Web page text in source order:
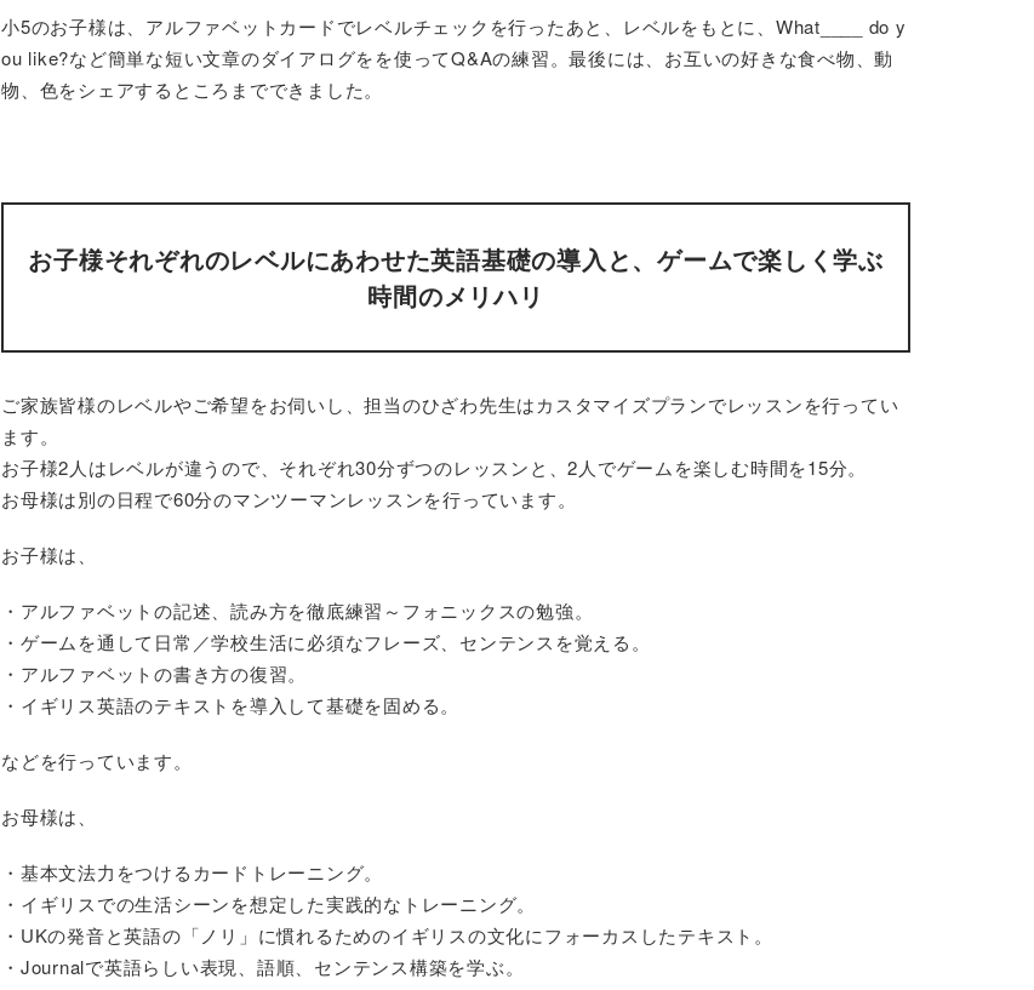
小5のお子様は、アルファベットカードでレベルチェックを行ったあと、レベルをもとに、What____ do y
ou like?など簡単な短い文章のダイアログをを使ってQ&Aの練習。最後には、お互いの好きな食べ物、動
物、色をシェアするところまでできました。
お子様それぞれのレベルにあわせた英語基礎の導入と、ゲームで楽しく学ぶ
時間のメリハリ
ご家族皆様のレベルやご希望をお伺いし、担当のひざわ先生はカスタマイズプランでレッスンを行ってい
ます。
お子様2人はレベルが違うので、それぞれ30分ずつのレッスンと、2人でゲームを楽しむ時間を15分。
お母様は別の日程で60分のマンツーマンレッスンを行っています。
お子様は、
・アルファベットの記述、読み方を徹底練習～フォニックスの勉強。
・ゲームを通して日常／学校生活に必須なフレーズ、センテンスを覚える。
・アルファベットの書き方の復習。
・イギリス英語のテキストを導入して基礎を固める。
などを行っています。
お母様は、
・基本文法力をつけるカードトレーニング。
・イギリスでの生活シーンを想定した実践的なトレーニング。
・UKの発音と英語の「ノリ」に慣れるためのイギリスの文化にフォーカスしたテキスト。
・Journalで英語らしい表現、語順、センテンス構築を学ぶ。